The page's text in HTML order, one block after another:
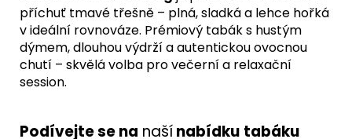
příchuť tmavé třešně – plná, sladká a lehce hořká
v ideální rovnováze. Prémiový tabák s hustým
dýmem, dlouhou výdrží a autentickou ovocnou
chutí – skvělá volba pro večerní a relaxační
session.
Podívejte se na našínabídku tabáku